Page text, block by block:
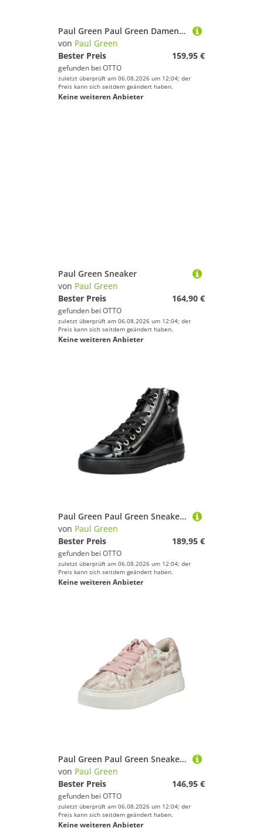
Paul Green Paul Green Damen Sneaker schwarz Größe Sneaker
von Paul Green
Bester Preis
159,95 €
gefunden bei OTTO
zuletzt überprüft am 06.08.2026 um 12:04; der
Preis kann sich seitdem geändert haben.
Keine weiteren Anbieter
Paul Green Sneaker
von Paul Green
Bester Preis
164,90 €
gefunden bei OTTO
zuletzt überprüft am 06.08.2026 um 12:04; der
Preis kann sich seitdem geändert haben.
Keine weiteren Anbieter
Paul Green Paul Green Sneaker Glattleder Sneaker
von Paul Green
Bester Preis
189,95 €
gefunden bei OTTO
zuletzt überprüft am 06.08.2026 um 12:04; der
Preis kann sich seitdem geändert haben.
Keine weiteren Anbieter
Paul Green Paul Green Sneaker Glattleder Plateausneaker
von Paul Green
Bester Preis
146,95 €
gefunden bei OTTO
zuletzt überprüft am 06.08.2026 um 12:04; der
Preis kann sich seitdem geändert haben.
Keine weiteren Anbieter